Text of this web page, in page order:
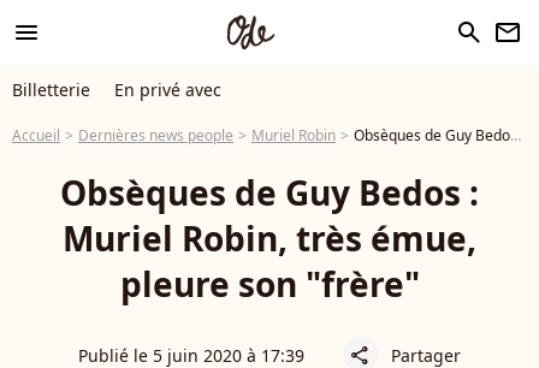
menu search newsletter
Billetterie En privé avec
Accueil Dernières news people Muriel Robin Obsèques de Guy Bedos : Muriel Robin, très émue, pleure son "frère"
Obsèques de Guy Bedos :
Muriel Robin, très émue,
pleure son "frère"
Publié le 5 juin 2020 à 17:39 share Partager